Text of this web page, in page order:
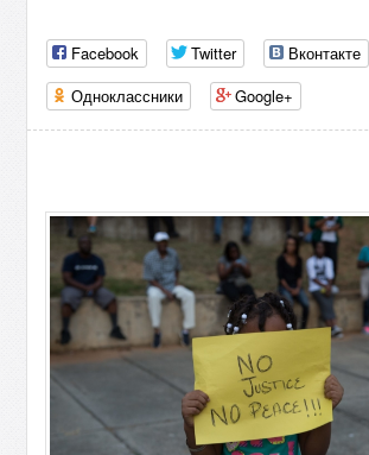
Facebook Twitter
Вконтакте
Одноклассники
Google+